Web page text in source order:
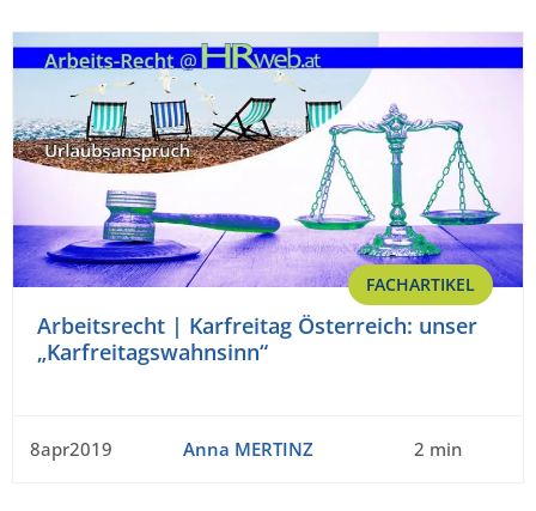
FACHARTIKEL
Arbeitsrecht | Karfreitag Österreich: unser
„Karfreitagswahnsinn“
8apr2019 Anna MERTINZ 2 min